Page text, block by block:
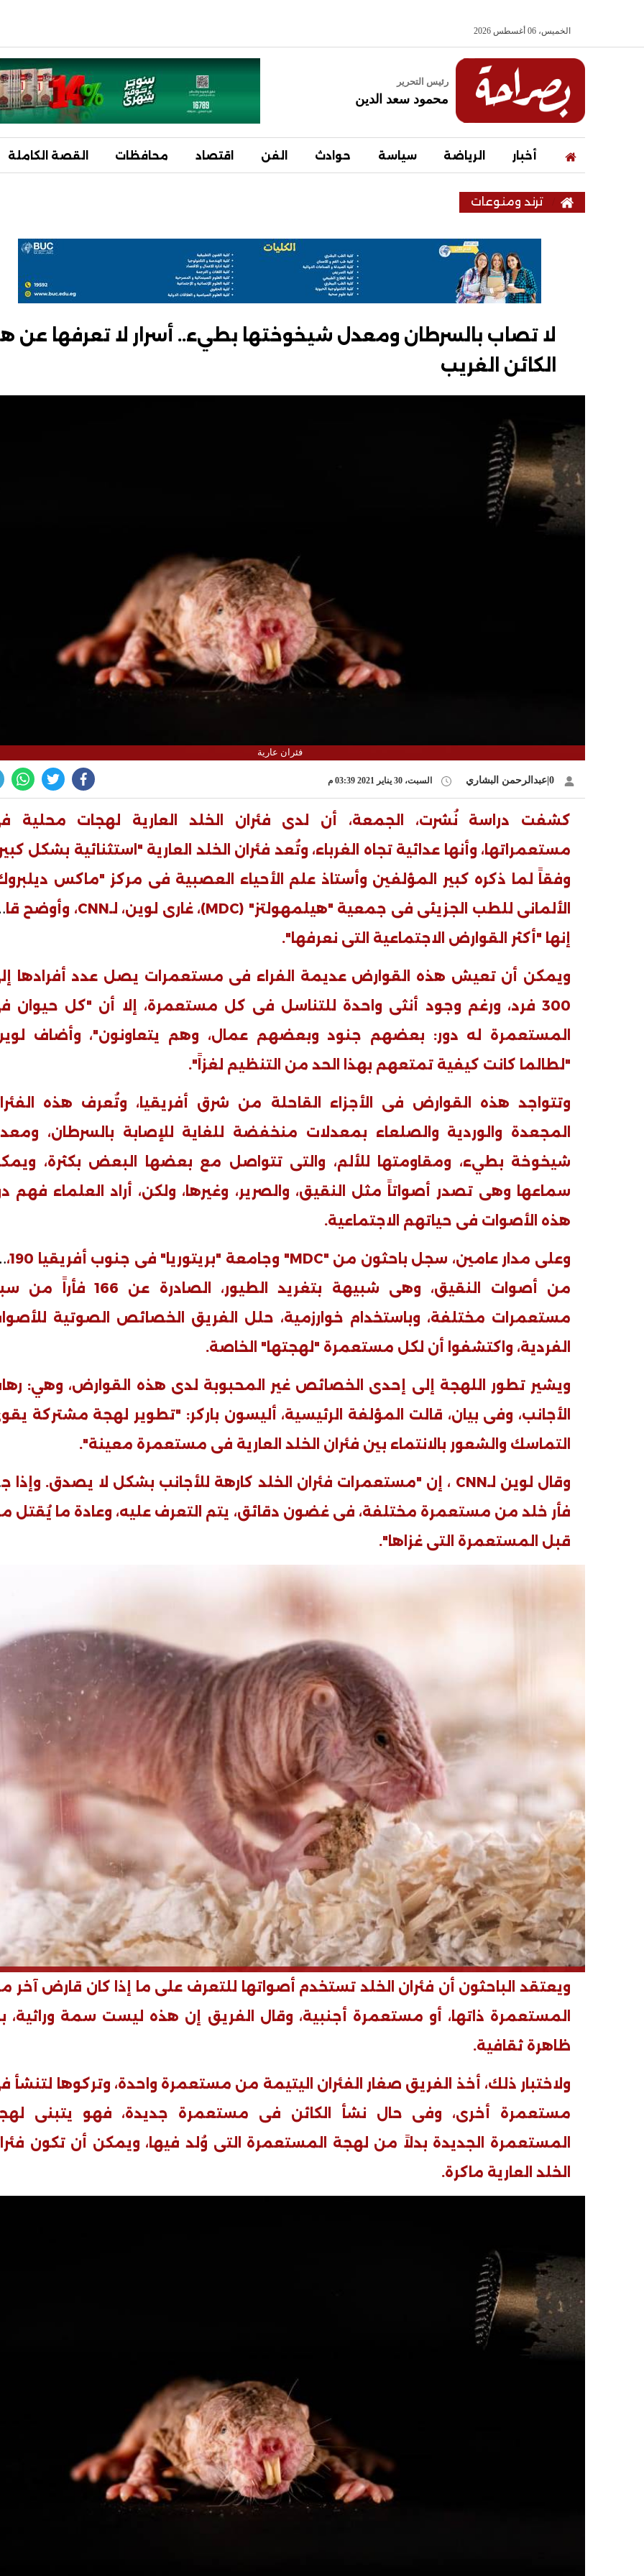
الخميس، 06 أغسطس 2026
رئيس التحرير
محمود سعد الدين
أخبار الرياضة سياسة حوادث الفن اقتصاد محافظات القصة الكاملة
ترند ومنوعات
لا تصاب بالسرطان ومعدل شيخوختها بطيء.. أسرار لا تعرفها عن
الكائن الغريب
فئران عارية
السبت، 30 يناير 2021 03:39 م
كشفت دراسة نُشرت، الجمعة، أن لدى فئران الخلد العارية لهجات محلية
مستعمراتها، وأنها عدائية تجاه الغرباء، وتُعد فئران الخلد العارية "استثنائية بشكل
وفقاً لما ذكره كبير المؤلفين وأستاذ علم الأحياء العصبية فى مركز "ماكس
الألمانى للطب الجزيئى فى جمعية "هيلمهولتز" (MDC) ، غارى لوين، لـCNN، وأوضح
إنها "أكثر القوارض الاجتماعية التى نعرفها".
ويمكن أن تعيش هذه القوارض عديمة الفراء فى مستعمرات يصل عدد أفرادها
300 فرد، ورغم وجود أنثى واحدة للتناسل فى كل مستعمرة، إلا أن "كل حيوان
المستعمرة له دور: بعضهم جنود وبعضهم عمال، وهم يتعاونون"، وأضاف
"لطالما كانت كيفية تمتعهم بهذا الحد من التنظيم لغزاً".
وتتواجد هذه القوارض فى الأجزاء القاحلة من شرق أفريقيا، وتُعرف هذه
المجعدة والوردية والصلعاء بمعدلات منخفضة للغاية للإصابة بالسرطان،
شيخوخة بطيء، ومقاومتها للألم، والتى تتواصل مع بعضها البعض بكثرة،
سماعها وهى تصدر أصواتاً مثل النقيق، والصرير، وغيرها، ولكن، أراد العلماء فهم
هذه الأصوات فى حياتهم الاجتماعية.
وعلى مدار عامين، سجل باحثون من "MDC"
وجامعة "بريتوريا" فى جنوب
من أصوات النقيق، وهى شبيهة بتغريد الطيور، الصادرة عن 166
مستعمرات مختلفة، وباستخدام خوارزمية، حلل الفريق الخصائص الصوتية
الفردية، واكتشفوا أن لكل مستعمرة "لهجتها" الخاصة.
ويشير تطور اللهجة إلى إحدى الخصائص غير المحبوبة لدى هذه القوارض، وهي:
الأجانب، وفى بيان، قالت المؤلفة الرئيسية، أليسون باركر: "تطوير لهجة مشتركة
التماسك والشعور بالانتماء بين فئران الخلد العارية فى مستعمرة معينة".
وقال لوين لـCNN ، إن "مستعمرات فئران الخلد كارهة للأجانب بشكل لا يصدق. وإذا
فأر خلد من مستعمرة مختلفة، فى غضون دقائق، يتم التعرف عليه، وعادة ما يُقتل
قبل المستعمرة التى غزاها".
ويعتقد الباحثون أن فئران الخلد تستخدم أصواتها للتعرف على ما إذا كان قارض آخر
المستعمرة ذاتها، أو مستعمرة أجنبية، وقال الفريق إن هذه ليست سمة وراثية،
ظاهرة ثقافية.
ولاختبار ذلك، أخذ الفريق صغار الفئران اليتيمة من مستعمرة واحدة، وتركوها لتنشأ
مستعمرة أخرى، وفى حال نشأ الكائن فى مستعمرة جديدة، فهو يتبنى
المستعمرة الجديدة بدلاً من لهجة المستعمرة التى وُلد فيها، ويمكن أن تكون
الخلد العارية ماكرة.
الوداع الأخير.. دفن جثامين الضحايا
الأربعة بقرية السعدية في الفيوم
فيديو
افتتاح أكبر صرح ديني في القوصية..
ابني بطل وفخورة بيه.. أول ظهور